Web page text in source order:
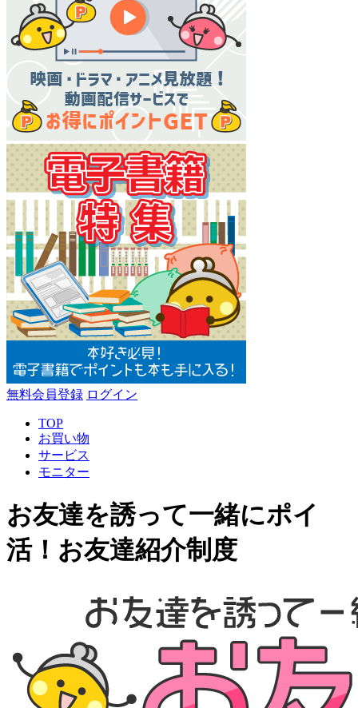
無料会員登録 ログイン
TOP
お買い物
サービス
モニター
お友達を誘って一緒にポイ
活！お友達紹介制度